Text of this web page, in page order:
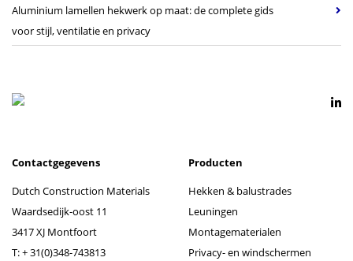
Aluminium lamellen hekwerk op maat: de complete gids
voor stijl, ventilatie en privacy
Contactgegevens
Dutch Construction Materials
Waardsedijk-oost 11
3417 XJ Montfoort
T:+ 31(0)348-743813
Producten
Hekken & balustrades
Leuningen
Montagematerialen
Privacy- en windschermen